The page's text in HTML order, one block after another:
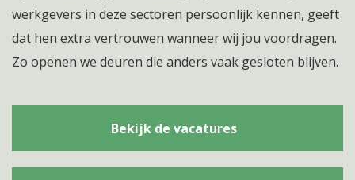
werkgevers in deze sectoren persoonlijk kennen, geeft
dat hen extra vertrouwen wanneer wij jou voordragen.
Zo openen we deuren die anders vaak gesloten blijven.
Bekijk de vacatures